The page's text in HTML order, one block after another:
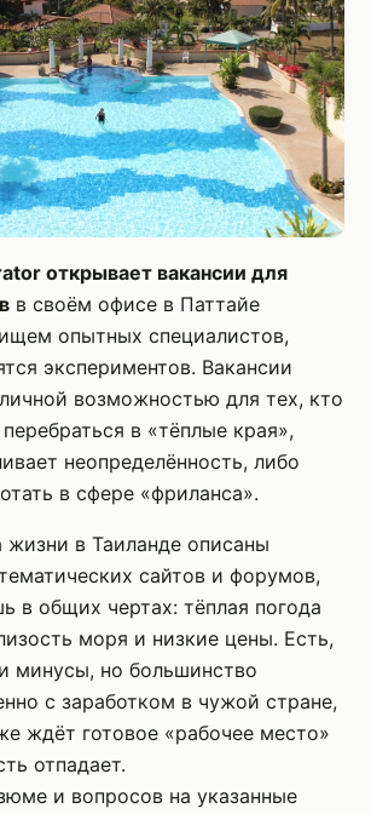
открывает вакансии для
в своём офисе в Паттайе
опытных специалистов,
экспериментов. Вакансии
возможностью для тех, кто
в «тёплые края»,
неопределённость, либо
в сфере «фриланса».
в Таиланде описаны
сайтов и форумов,
в общих чертах: тёплая погода
моря и низкие цены. Есть,
минусы, но большинство
с заработком в чужой стране,
ждёт готовое «рабочее место»
отпадает.
и вопросов на указанные